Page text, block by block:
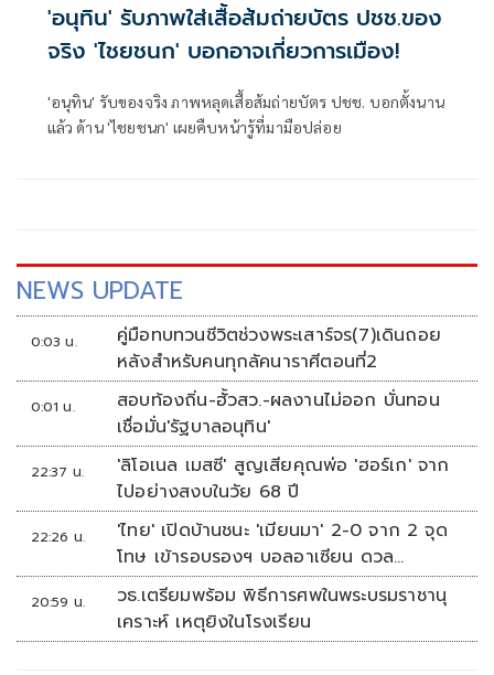
'อนุทิน' รับภาพใส่เสื้อส้มถ่ายบัตร ปชช.ของ
จริง 'ไชยชนก' บอกอาจเกี่ยวการเมือง!
'อนุทิน' รับของจริง ภาพหลุดเสื้อส้มถ่ายบัตร ปชช. บอกตั้งนาน
แล้ว ด้าน 'ไชยชนก' เผยคืบหน้ารู้ที่มามือปล่อย
NEWS UPDATE
0:03 น.
คู่มือทบทวนชีวิตช่วงพระเสาร์จร(7)เดินถอย
หลังสำหรับคนทุกลัคนาราศีตอนที่2
0:01 น.
สอบท้องถิ่น-ฮั้วสว.-ผลงานไม่ออก บั่นทอน
เชื่อมั่น'รัฐบาลอนุทิน'
22:37 น.
'ลิโอเนล เมสซี' สูญเสียคุณพ่อ 'ฮอร์เก' จาก
ไปอย่างสงบในวัย 68 ปี
22:26 น.
'ไทย' เปิดบ้านชนะ 'เมียนมา' 2-0 จาก 2 จุด
โทษ เข้ารอบรองฯ บอลอาเซียน ดวล
'สิงคโปร์'
20:59 น.
วธ.เตรียมพร้อม พิธีการศพในพระบรมราชานุ
เคราะห์ เหตุยิงในโรงเรียน